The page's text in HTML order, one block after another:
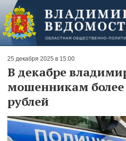
25 декабря 2025 в 15:00
В декабре
мошенникам
рублей